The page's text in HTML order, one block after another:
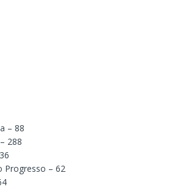
– 88
288
Progresso – 62